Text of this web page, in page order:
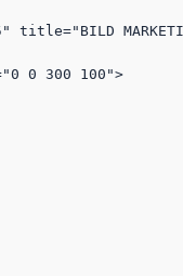
MARKETING
0 300 100">